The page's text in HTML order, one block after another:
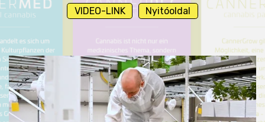
VIDEO-LINK
Nyitóoldal